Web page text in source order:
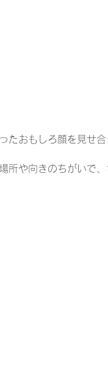
たおもしろ顔を見せ合
所や向きのちがいで